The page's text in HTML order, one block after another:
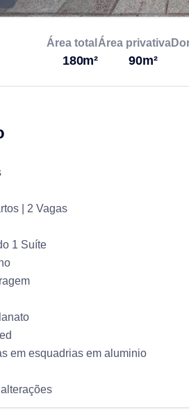
Área total
180m²
Área privativa
90m²
| 2 Vagas
1 Suíte
em esquadrias em aluminio